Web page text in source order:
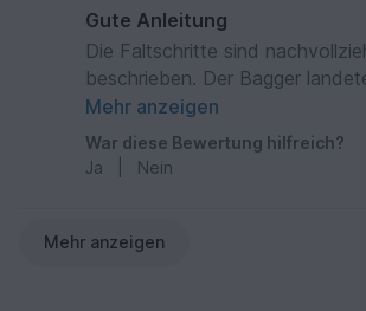
Gute Anleitung
Die Faltschritte sind
beschrieben. Der Bagger
Browniekuchen mit etwas Folie
ein paar rechteckigen Waffeln
dazu
Mehr anzeigen
War diese Bewertung hilfreich?
Ja
Nein
Mehr anzeigen